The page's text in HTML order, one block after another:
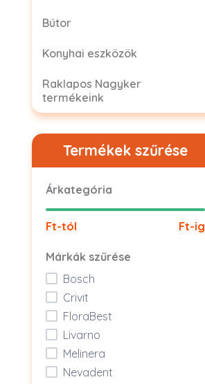
Bútor
Konyhai eszközök
Raklapos Nagyker
termékeink
Termékek szűrése
Árkategória
Ft-tól Ft-ig
Márkák szűrése
Bosch
Crivit
FloraBest
Livarno
Melinera
Nevadent